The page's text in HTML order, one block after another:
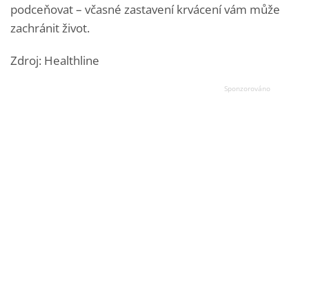
podceňovat – včasné zastavení krvácení vám může
zachránit život.
Zdroj: Healthline